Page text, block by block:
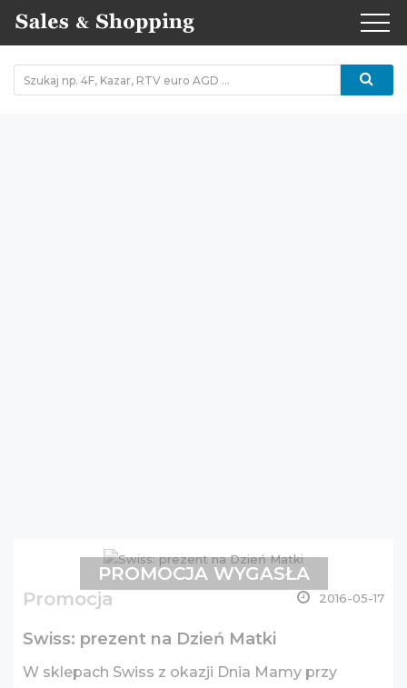
Promocja 2016-05-17
Swiss: prezent na Dzień Matki
W sklepach Swiss z okazji Dnia Mamy przy
PROMOCJA WYGASŁA